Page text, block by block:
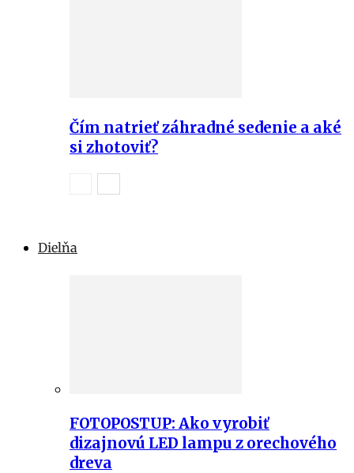
Čím natrieť záhradné sedenie a aké
si zhotoviť?
Dielňa
FOTOPOSTUP: Ako vyrobiť
dizajnovú LED lampu z orechového
dreva